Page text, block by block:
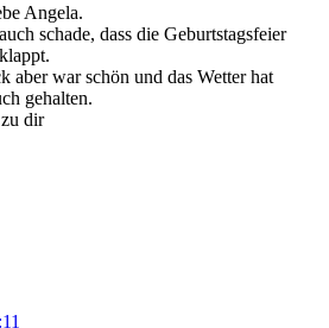
Angela.
schade, dass die Geburtstagsfeier
aber war schön und das Wetter hat
gehalten.
dir